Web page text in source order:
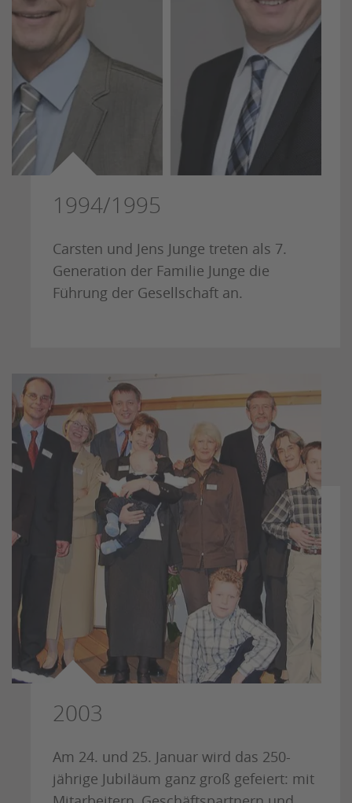
1994/1995
Carsten und Jens Junge treten als 7.
Generation der Familie Junge die
Führung der Gesellschaft an.
2003
Am 24. und 25. Januar wird das 250-
jährige Jubiläum ganz groß gefeiert: mit